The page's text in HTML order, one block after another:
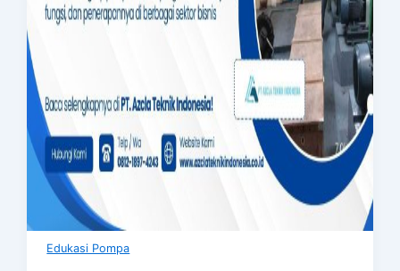
Edukasi Pompa